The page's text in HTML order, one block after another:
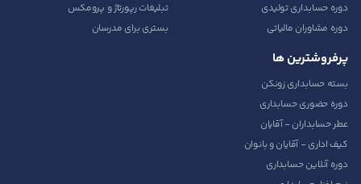
دوره حسابداری تولیدی
دوره مشاوران مالیاتی
تبلیغات رپورتاژ و پرومکس
بستری برای مدرسان
پرفروشترین ها
بسته حسابداری زونکن
دوره حضوری حسابداری
عطر حسابداران - آقایان
کیف اداری - آقایان و بانوان
دوره آنلاین حسابداری